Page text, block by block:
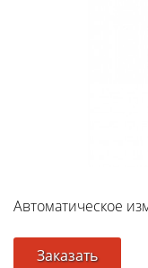
Автоматическое
Заказать